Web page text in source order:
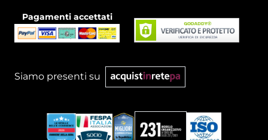
Pagamenti accettati
Siamo presenti su